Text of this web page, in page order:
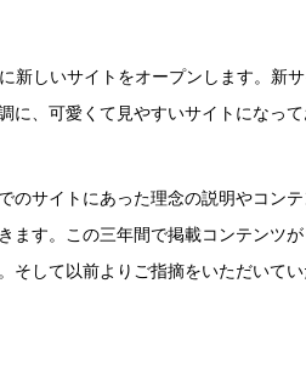
新しいサイトをオープンします。新
に、可愛くて見やすいサイトになっ
のサイトにあった理念の説明やコン
ます。この三年間で掲載コンテンツ
そして以前よりご指摘をいただいて